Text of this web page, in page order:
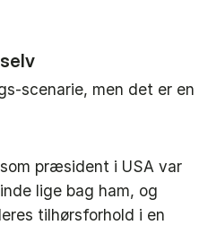
scenarie, men det er en
præsident i USA var
lige bag ham, og
tilhørsforhold i en